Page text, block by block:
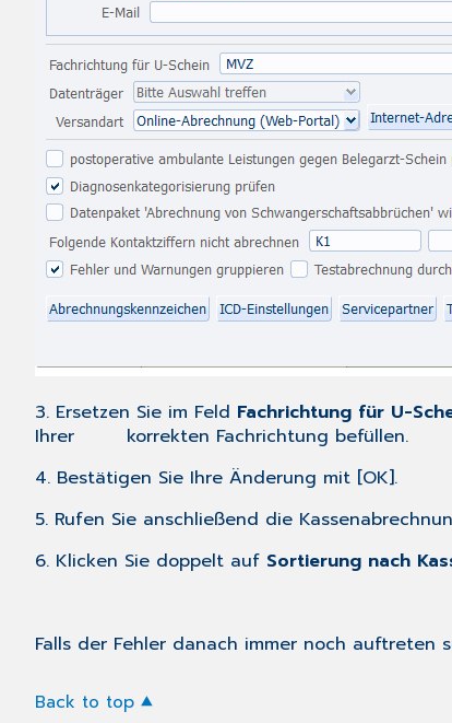
3. Ersetzen Sie im Feld Fachrichtung für U-
Ihrer korrekten Fachrichtung befüllen.
4. Bestätigen Sie Ihre Änderung mit [OK].
5. Rufen Sie anschließend die
6. Klicken Sie doppelt auf Sortierung nach
Falls der Fehler danach immer noch auftreten
Back to top